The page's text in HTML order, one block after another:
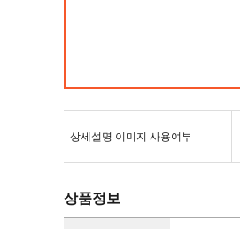
상세설명 이미지 사용여부
상품정보